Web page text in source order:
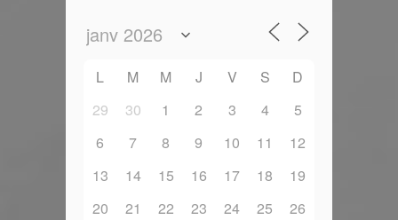
L M M J V S
D
29
30 1 2 3 4
5
6
7 8 9 10 11
12
13
14 15 16 17 18
19
20
21 22 23 24 25
26